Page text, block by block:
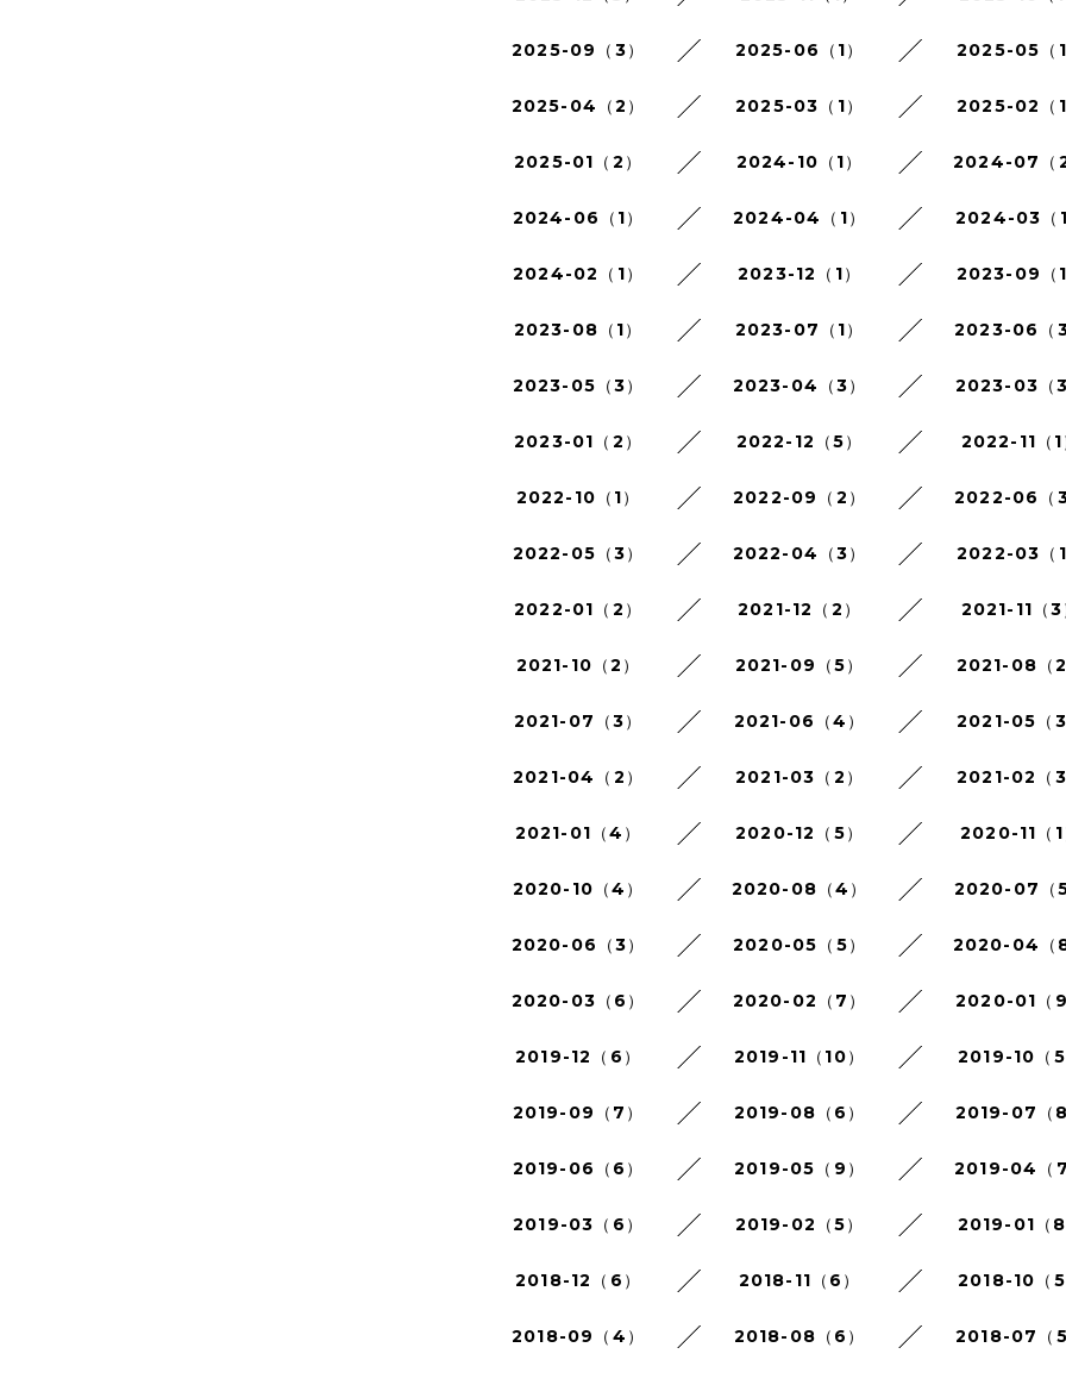
2025-09（3） 2025-06（1） 2025-05（1
2025-04（2） 2025-03（1） 2025-02（1
2025-01（2） 2024-10（1） 2024-07（2
2024-06（1） 2024-04（1） 2024-03（1
2024-02（1） 2023-12（1） 2023-09（1
2023-08（1） 2023-07（1） 2023-06（3
2023-05（3） 2023-04（3） 2023-03（3
2023-01（2） 2022-12（5） 2022-11（1
2022-10（1） 2022-09（2） 2022-06（3
2022-05（3） 2022-04（3） 2022-03（1
2022-01（2） 2021-12（2） 2021-11（3
2021-10（2） 2021-09（5） 2021-08（2
2021-07（3） 2021-06（4） 2021-05（3
2021-04（2） 2021-03（2） 2021-02（3
2021-01（4） 2020-12（5） 2020-11（1
2020-10（4） 2020-08（4） 2020-07（5
2020-06（3） 2020-05（5） 2020-04（8
2020-03（6） 2020-02（7） 2020-01（9
2019-12（6） 2019-11（10） 2019-10（5
2019-09（7） 2019-08（6） 2019-07（8
2019-06（6） 2019-05（9） 2019-04（7
2019-03（6） 2019-02（5） 2019-01（8
2018-12（6） 2018-11（6） 2018-10（5
2018-09（4） 2018-08（6） 2018-07（5